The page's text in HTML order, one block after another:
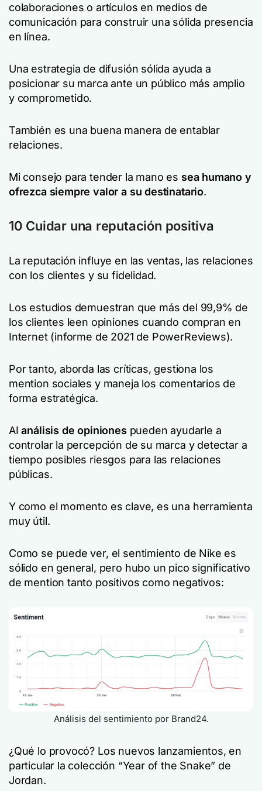
colaboraciones o artículos en medios de
comunicación para construir una sólida presencia
en línea.
Una estrategia de difusión sólida ayuda a
posicionar su marca ante un público más amplio
y comprometido.
También es una buena manera de entablar
relaciones.
Mi consejo para tender la mano es sea humano y
ofrezca siempre valor a su destinatario.
10 Cuidar una reputación positiva
La reputación influye en las ventas, las relaciones
con los clientes y su fidelidad.
Los estudios demuestran que más del 99,9% de
los clientes leen opiniones cuando compran en
Internet (informe de 2021 de PowerReviews).
Por tanto, aborda las críticas, gestiona los
mention sociales y maneja los comentarios de
forma estratégica.
AIanálisis de opiniones pueden ayudarle a
controlar la percepción de su marca y detectar a
tiempo posibles riesgos para las relaciones
públicas.
Y como el momento es clave, es una herramienta
muy útil.
Como se puede ver, el sentimiento de Nike es
sólido en general, pero hubo un pico significativo
de mention tanto positivos como negativos:
Análisis del sentimiento por Brand24.
¿Qué lo provocó? Los nuevos lanzamientos, en
particular la colección “Year of the Snake” de
Jordan.